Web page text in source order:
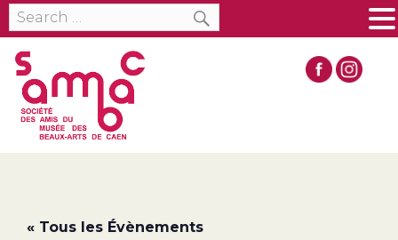
Search
for:
SEARCH
« Tous les Évènements
MENU